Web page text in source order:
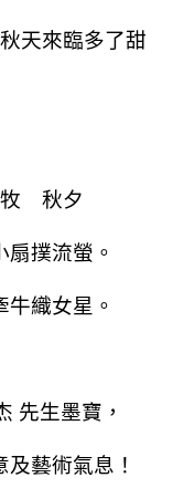
天來臨多了甜
牧 秋夕
撲流螢。
織女星。
先生墨寶，
藝術氣息！